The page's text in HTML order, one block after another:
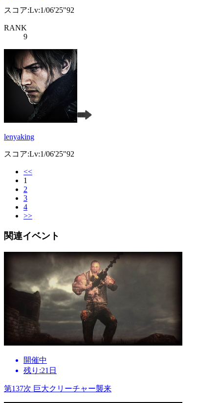
スコア:Lv:1/06'25"92
RANK
9
lenyaking
スコア:Lv:1/06'25"92
<<
1
2
3
4
>>
関連イベント
開催中
残り:21日
第137次 巨大クリーチャー襲来